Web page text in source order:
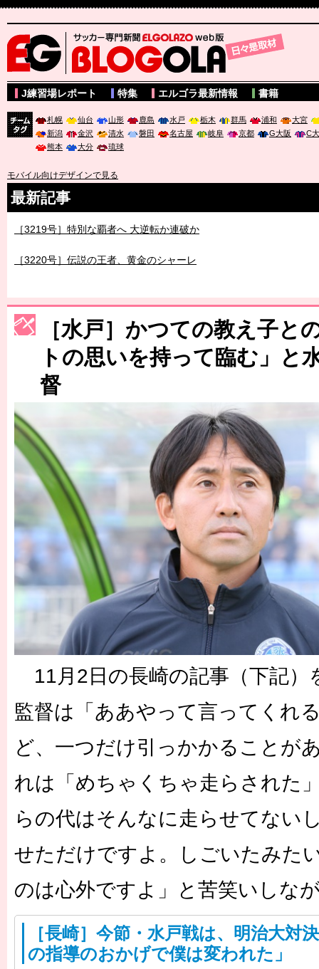
サッカー専門新聞ELGOLAZO web版 BLOGOLA
J練習場レポート 特集 エルゴラ最新情報 書籍
札幌 仙台 山形 鹿島 水戸 栃木 群馬 浦和
大宮
新潟
金沢 清水 磐田 名古屋 岐阜 京都 G大阪
C
熊本
大分 琉球
モバイル向けデザインで見る
最新記事
［3219号］特別な覇者へ 大逆転か連破か
［3230号］世界一への夢は終わらない
［3223号］一丸。日本出陣
［3222号］史上最大のW杯開幕 注目は「個」
［水戸］かつての教え子と
トの思いを持って臨む」と
督
11月2日の長崎の記事（下記）
監督は「ああやって言ってくれ
ど、一つだけ引っかかることが
れは「めちゃくちゃ走らされた
らの代はそんなに走らせてない
せただけですよ。しごいたみた
のは心外ですよ」と苦笑いしな
［長崎］今節・水戸戦は、明治大対
の指導のおかげで僕は変われた」